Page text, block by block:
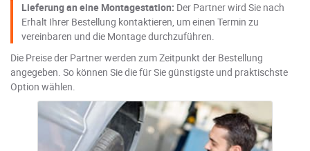
Lieferung an eine Montagestation: Der Partner wird Sie nach
Erhalt Ihrer Bestellung kontaktieren, um einen Termin zu
vereinbaren und die Montage durchzuführen.
Die Preise der Partner werden zum Zeitpunkt der Bestellung
angegeben. So können Sie die für Sie günstigste und praktischste
Option wählen.